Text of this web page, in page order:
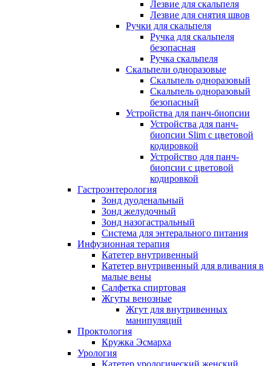
Лезвие для скальпеля
Лезвие для снятия швов
Ручки для скальпеля
Ручка для скальпеля
безопасная
Ручка скальпеля
Скальпели одноразовые
Скальпель одноразовый
Скальпель одноразовый
безопасный
Устройства для панч-биопсии
Устройства для панч-
биопсии Slim с цветовой
кодировкой
Устройство для панч-
биопсии с цветовой
кодировкой
Гастроэнтерология
Зонд дуоденальный
Зонд желудочный
Зонд назогастральный
Система для энтерального питания
Инфузионная терапия
Катетер внутривенный
Катетер внутривенный для вливания в
малые вены
Салфетка спиртовая
Жгуты венозные
Жгут для внутривенных
манипуляций
Проктология
Кружка Эсмарха
Урология
Катетер урологический женский